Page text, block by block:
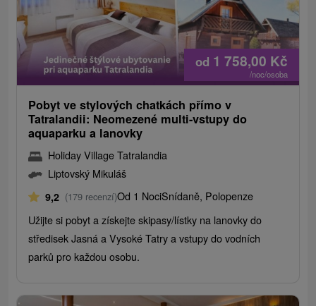
od 1 758,00 Kč
/noc/osoba
Pobyt ve stylových chatkách přímo v
Tatralandii: Neomezené multi-vstupy do
aquaparku a lanovky
Holiday Village Tatralandia
Liptovský Mikuláš
9,2 (179 recenzí)Od 1 NociSnídaně, Polopenze
Užijte si pobyt a získejte skipasy/lístky na lanovky do
středisek Jasná a Vysoké Tatry a vstupy do vodních
parků pro každou osobu.